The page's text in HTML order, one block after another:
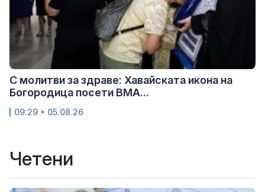
С молитви за здраве: Хавайската икона на
Богородица посети ВМА...
09:29 • 05.08.26
Четени